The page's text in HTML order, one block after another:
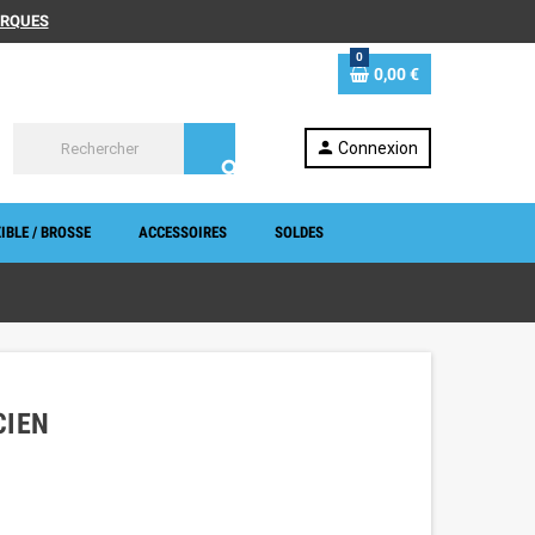
0
0,00 €
search
person Connexion
/ BROSSE ACCESSOIRES SOLDES